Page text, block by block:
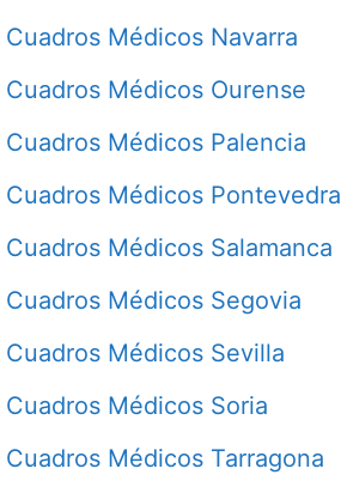
Cuadros Médicos Navarra
Cuadros Médicos Ourense
Cuadros Médicos Palencia
Cuadros Médicos Pontevedra
Cuadros Médicos Salamanca
Cuadros Médicos Segovia
Cuadros Médicos Sevilla
Cuadros Médicos Soria
Cuadros Médicos Tarragona